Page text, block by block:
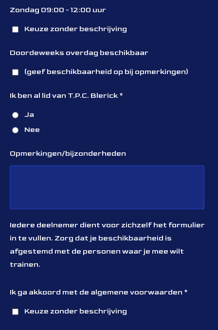
Zondag 09:00 - 12:00 uur
Keuze zonder beschrijving
Doordeweeks overdag beschikbaar
(geef beschikbaarheid op bij opmerkingen)
Ik ben al lid van T.P.C. Blerick *
Ja
Nee
Opmerkingen/bijzonderheden
Iedere deelnemer dient voor zichzelf het formulier
in te vullen. Zorg dat je beschikbaarheid is
afgestemd met de personen waar je mee wilt
trainen.
Ik ga akkoord met de algemene voorwaarden *
Keuze zonder beschrijving